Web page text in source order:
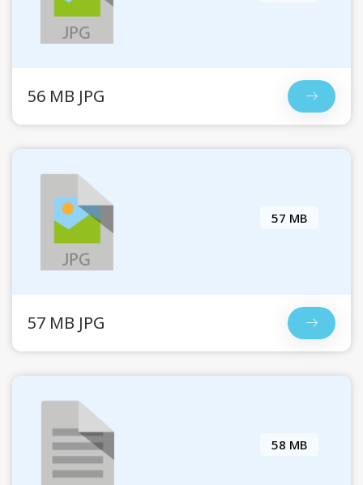
56 MB JPG
57 MB
57 MB JPG
58 MB